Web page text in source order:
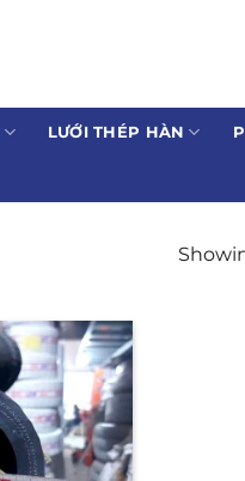
LƯỚI THÉP HÀN